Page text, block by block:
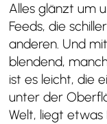
Alles glänzt um
Feeds, die
anderen. Und
blendend,
ist es leicht, die
unter der
Welt, liegt etwas